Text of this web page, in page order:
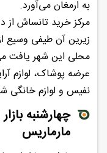
به ارمغان می‌آورد.
مرکز خرید تانساش
زیرین آن طیفی وسیع
محلی این شهر یافت
عرضه پوشاک، لوازم
نفیس و لوازم
چهارشنبه
مارماریس